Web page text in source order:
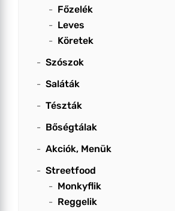
Főzelék
Leves
Köretek
Szószok
Saláták
Tészták
Bőségtálak
Akciók, Menük
Streetfood
Monkyflik
Reggelik